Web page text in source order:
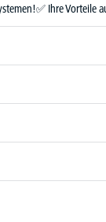
Ihre Vorteile